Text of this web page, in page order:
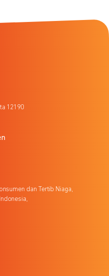
12190
dan Tertib Niaga,